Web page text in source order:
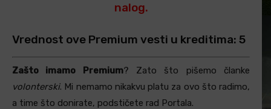
nalog.
Vrednost ove Premium vesti u kreditima: 5
Zašto imamo Premium? Zato što pišemo članke
volonterski. Mi nemamo nikakvu platu za ovo što radimo,
a time što donirate, podstičete rad Portala.